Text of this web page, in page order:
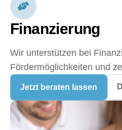
Finanzierung
Wir unterstützen bei
Fördermöglichkeiten und
Jetzt beraten lassen